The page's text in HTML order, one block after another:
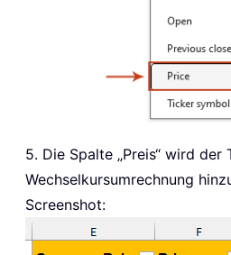
5. Die Spalte „Preis“ wird der
Wechselkursumrechnung
Screenshot: